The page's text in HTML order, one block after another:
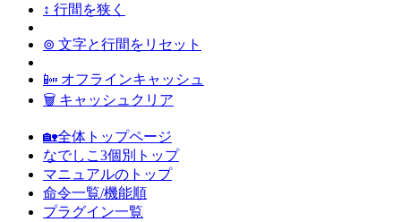
↕ 行間を狭く
⊚ 文字と行間をリセット
📴 オフラインキャッシュ
🗑 キャッシュクリア
🏡全体トップページ
なでしこ3個別トップ
マニュアルのトップ
命令一覧/機能順
プラグイン一覧